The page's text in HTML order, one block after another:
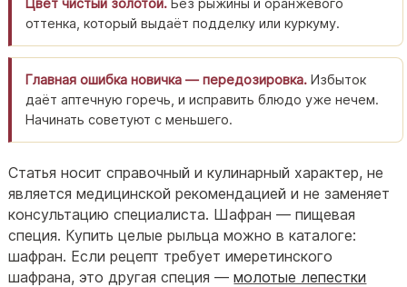
Цвет чистый золотой. Без рыжины и оранжевого
оттенка, который выдаёт подделку или куркуму.
Главная ошибка новичка — передозировка. Избыток
даёт аптечную горечь, и исправить блюдо уже нечем.
Начинать советуют с меньшего.
Статья носит справочный и кулинарный характер, не
является медицинской рекомендацией и не заменяет
консультацию специалиста. Шафран — пищевая
специя. Купить целые рыльца можно в каталоге:
шафран. Если рецепт требует имеретинского
шафрана, это другая специя —молотые лепестки